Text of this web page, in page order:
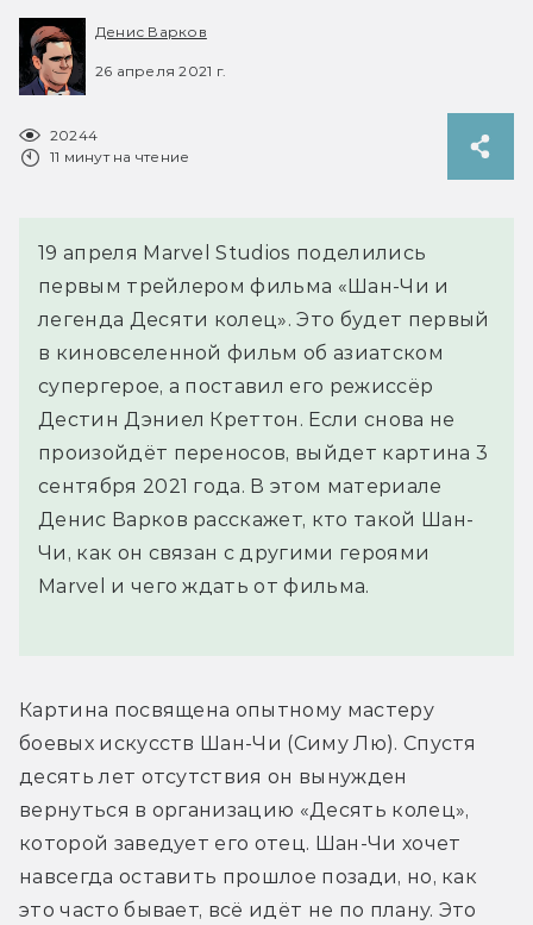
Денис Варков
26 апреля 2021 г.
20244
11 минут на чтение
19 апреля Marvel Studios поделились
первым трейлером фильма «Шан-Чи и
легенда Десяти колец». Это будет первый
в киновселенной фильм об азиатском
супергерое, а поставил его режиссёр
Дестин Дэниел Креттон. Если снова не
произойдёт переносов, выйдет картина 3
сентября 2021 года. В этом материале
Денис Варков расскажет, кто такой Шан-
Чи, как он связан с другими героями
Marvel и чего ждать от фильма.
Картина посвящена опытному мастеру
боевых искусств Шан-Чи (Симу Лю). Спустя
десять лет отсутствия он вынужден
вернуться в организацию «Десять колец»,
которой заведует его отец. Шан-Чи хочет
навсегда оставить прошлое позади, но, как
это часто бывает, всё идёт не по плану. Это